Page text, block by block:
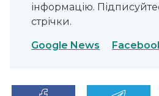
інформацію.
стрічки.
Google News